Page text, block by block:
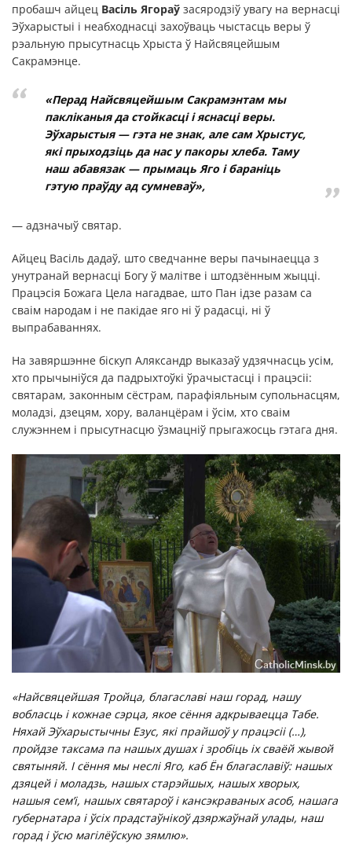
пробашч айцец Васіль Ягораў засяродзіў увагу на вернасці
Эўхарыстыі і неабходнасці захоўваць чыстасць веры ў
рэальную прысутнасць Хрыста ў Найсвяцейшым
Сакрамэнце.
«Перад Найсвяцейшым Сакрамэнтам мы
пакліканыя да стойкасці і яснасці веры.
Эўхарыстыя — гэта не знак, але сам Хрыстус,
які прыходзіць да нас у пакоры хлеба. Таму
наш абавязак — прымаць Яго і бараніць
гэтую праўду ад сумневаў»,
— адзначыў святар.
Айцец Васіль дадаў, што сведчанне веры пачынаецца з
унутранай вернасці Богу ў малітве і штодзённым жыцці.
Працэсія Божага Цела нагадвае, што Пан ідзе разам са
сваім народам і не пакідае яго ні ў радасці, ні ў
выпрабаваннях.
На завяршэнне біскуп Аляксандр выказаў удзячнасць усім,
хто прычыніўся да падрыхтоўкі ўрачыстасці і працэсіі:
святарам, законным сёстрам, парафіяльным супольнасцям,
моладзі, дзецям, хору, валанцёрам і ўсім, хто сваім
служэннем і прысутнасцю ўзмацніў прыгажосць гэтага дня.
«Найсвяцейшая Тройца, благаславі наш горад, нашу
вобласць і кожнае сэрца, якое сёння адкрываецца Табе.
Няхай Эўхарыстычны Езус, які прайшоў у працэсіі (…),
пройдзе таксама па нашых душах і зробіць іх сваёй жывой
святыняй. І сёння мы неслі Яго, каб Ён благаславіў: нашых
дзяцей і моладзь, нашых старэйшых, нашых хворых,
нашыя сем’і, нашых святароў і кансэкраваных асоб, нашага
губернатара і ўсіх прадстаўнікоў дзяржаўнай улады, наш
горад і ўсю магілёўскую зямлю».